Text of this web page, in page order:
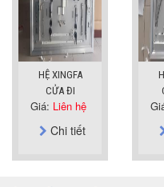
HỆ XINGFA
CỬA ĐI
Giá: Liên hệ
Chi tiết